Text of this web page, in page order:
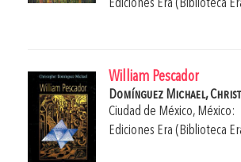
Ediciones Era (Biblioteca
William Pescador
Domínguez Michael,
Ciudad de México, México:
Ediciones Era (Biblioteca